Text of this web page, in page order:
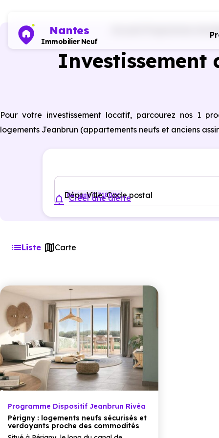
Nantes
Immobilier Neuf
Programmes
Investissement
Pour votre investissement locatif, parcourez nos 1
logements Jeanbrun (appartements neufs et anciens
Dépt, Ville, Code postal
Périgny (17180)
Créer une alerte
Liste Carte
Programme Dispositif Jeanbrun Rivéa
Périgny : logements neufs sécurisés et
verdoyants proche des commodités